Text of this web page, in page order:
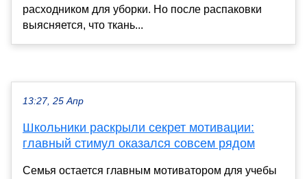
расходником для уборки. Но после распаковки
выясняется, что ткань...
13:27, 25 Апр
Школьники раскрыли секрет мотивации:
главный стимул оказался совсем рядом
Семья остается главным мотиватором для учебы